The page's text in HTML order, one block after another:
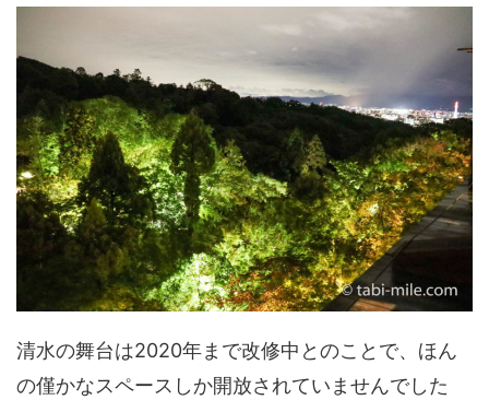
清水の舞台は2020年まで改修中とのことで、ほん
の僅かなスペースしか開放されていませんでした